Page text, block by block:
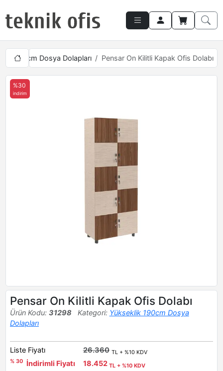
190cm Dosya Dolapları Pensar On Kilitli Kapak Ofis Dolabı
%30
indirim
Pensar On Kilitli Kapak Ofis Dolabı
Ürün Kodu: 31298 Kategori: Yükseklik 190cm Dosya
Dolapları
Liste Fiyatı 26.360 TL + %10 KDV
% 30
İndirimli Fiyatı 18.452 TL + %10 KDV